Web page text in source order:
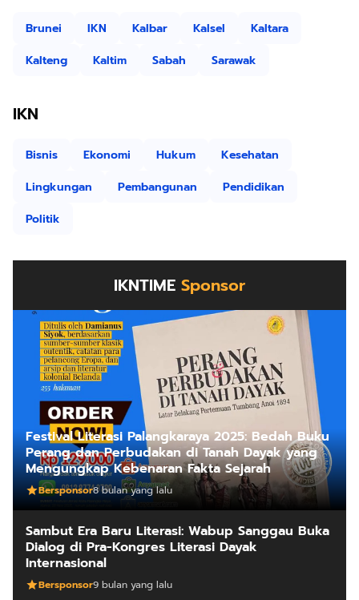
Brunei IKN Kalbar Kalsel
Kaltara
Kalteng
Kaltim Sabah Sarawak
IKN
Bisnis Ekonomi Hukum
Kesehatan
Lingkungan
Pembangunan
Pendidikan
Politik
IKNTIME Sponsor
Festival Literasi Palangkaraya 2025: Bedah Buku
Perang dan Perbudakan di Tanah Dayak yang
Mengungkap Kebenaran Fakta Sejarah
Bersponsor8 bulan yang lalu
Sambut Era Baru Literasi: Wabup Sanggau Buka
Dialog di Pra-Kongres Literasi Dayak
Internasional
Bersponsor9 bulan yang lalu